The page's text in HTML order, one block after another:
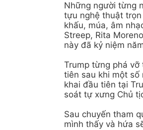
Những người từng
tựu nghệ thuật
khấu, múa, âm
Streep, Rita
này đã kỷ niệm
Trump từng phá
tiên sau khi một số
khai đầu tiên tại
soát tự xưng Chủ
Sau chuyến tham
mình thấy và hứa